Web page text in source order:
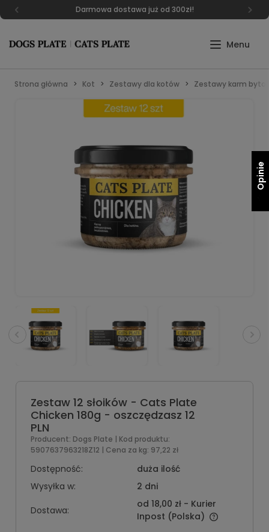
Darmowa dostawa już od 300zł!
Strona główna Kot Zestawy dla kotów Zestawy karm
Zestaw 12 słoików - Cats Plate
Chicken 180g - oszczędzasz 12
PLN
Producent: Dogs Plate | Kod produktu:
5907637963218Z12 | Cena za kg: 97,22 zł
Dostępność:
duża ilość
Wysyłka w:
2 dni
Dostawa:
od 18,00 zł - Kurier
Inpost (Polska)
Opinie